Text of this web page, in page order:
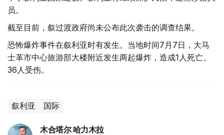
员。
截至目前，叙过渡政府尚未公布此次袭击的调查结果。
恐怖爆炸事件在叙利亚时有发生。当地时间7月7日，大马
士革市中心旅游部大楼附近发生两起爆炸，造成1人死亡、
36人受伤。
叙利亚 国际
木合塔尔 哈力木拉